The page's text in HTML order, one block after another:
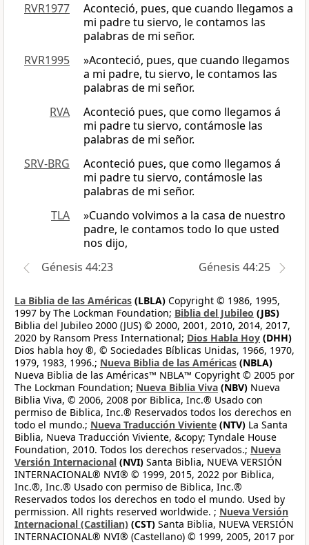
RVR1977
Aconteció, pues, que cuando llegamos a
mi padre tu siervo, le contamos las
palabras de mi señor.
RVR1995
»Aconteció, pues, que cuando llegamos
a mi padre, tu siervo, le contamos las
palabras de mi señor.
RVA
Aconteció pues, que como llegamos á
mi padre tu siervo, contámosle las
palabras de mi señor.
SRV-BRG
Aconteció pues, que como llegamos á
mi padre tu siervo, contámosle las
palabras de mi señor.
TLA
»Cuando volvimos a la casa de nuestro
padre, le contamos todo lo que usted
nos dijo,
Génesis 44:23
Génesis 44:25
La Biblia de las Américas (LBLA) Copyright © 1986, 1995,
1997 by The Lockman Foundation; Biblia del Jubileo (JBS)
Biblia del Jubileo 2000 (JUS) © 2000, 2001, 2010, 2014, 2017,
2020 by Ransom Press International; Dios Habla Hoy (DHH)
Dios habla hoy ®, © Sociedades Bíblicas Unidas, 1966, 1970,
1979, 1983, 1996.; Nueva Biblia de las Américas (NBLA)
Nueva Biblia de las Américas™ NBLA™ Copyright © 2005 por
The Lockman Foundation; Nueva Biblia Viva (NBV) Nueva
Biblia Viva, © 2006, 2008 por Biblica, Inc.® Usado con
permiso de Biblica, Inc.® Reservados todos los derechos en
todo el mundo.; Nueva Traducción Viviente (NTV) La Santa
Biblia, Nueva Traducción Viviente, &copy; Tyndale House
Foundation, 2010. Todos los derechos reservados.; Nueva
Versión Internacional (NVI) Santa Biblia, NUEVA VERSIÓN
INTERNACIONAL® NVI® © 1999, 2015, 2022 por Biblica,
Inc.®, Inc.® Usado con permiso de Biblica, Inc.®
Reservados todos los derechos en todo el mundo. Used by
permission. All rights reserved worldwide. ; Nueva Versión
Internacional (Castilian) (CST) Santa Biblia, NUEVA VERSIÓN
INTERNACIONAL® NVI® (Castellano) © 1999, 2005, 2017 por